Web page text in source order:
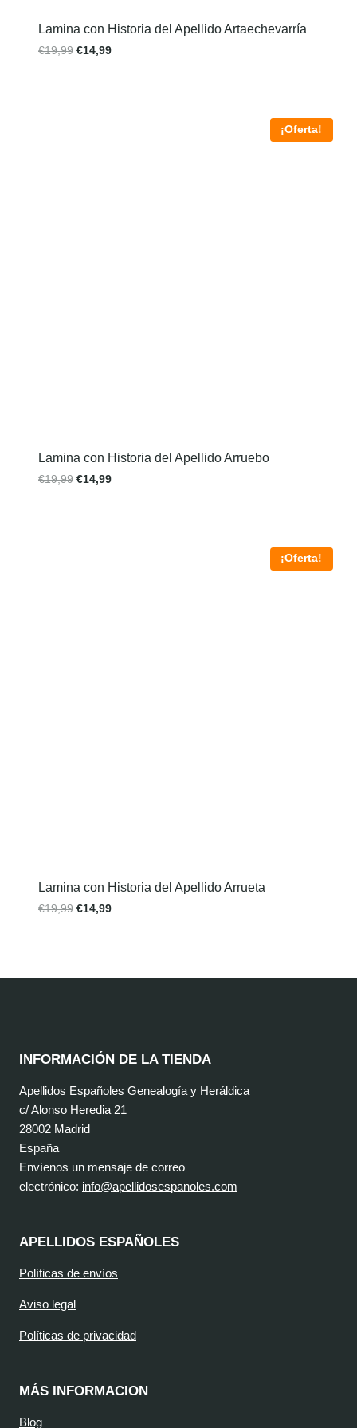
Lamina con Historia del Apellido Artaechevarría
€19,99 €14,99
¡Oferta!
Lamina con Historia del Apellido Arruebo
€19,99 €14,99
¡Oferta!
Lamina con Historia del Apellido Arrueta
€19,99 €14,99
INFORMACIÓN DE LA TIENDA
Apellidos Españoles Genealogía y Heráldica
c/ Alonso Heredia 21
28002 Madrid
España
Envíenos un mensaje de correo
electrónico: info@apellidosespanoles.com
APELLIDOS ESPAÑOLES
Políticas de envíos
Aviso legal
Políticas de privacidad
MÁS INFORMACION
Blog